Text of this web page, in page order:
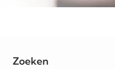
Zoeken